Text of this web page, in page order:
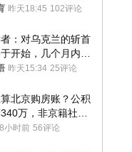
昨天18:45 102评论
：对乌克兰的斩首
开始，几个月内乌
昨天15:34 25评论
北京购房账？公积
万，非京籍社保
8小时前 56评论